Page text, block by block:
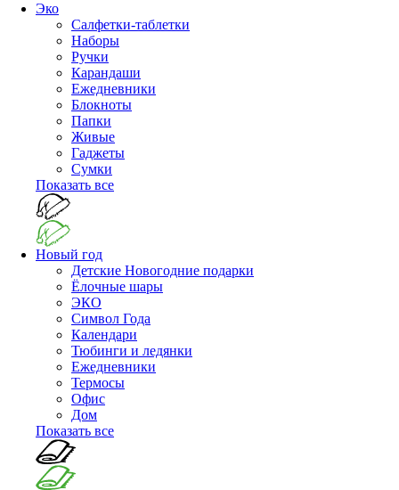
Эко
Салфетки-таблетки
Наборы
Ручки
Карандаши
Ежедневники
Блокноты
Папки
Живые
Гаджеты
Сумки
Показать все
Новый год
Детские Новогодние подарки
Ёлочные шары
ЭКО
Символ Года
Календари
Тюбинги и ледянки
Ежедневники
Термосы
Офис
Дом
Показать все